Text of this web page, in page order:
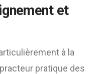
et
à la
pratique des